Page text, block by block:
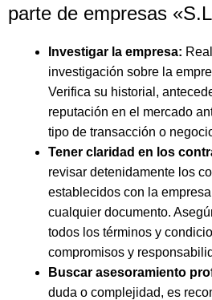
parte de empresas
Investigar la empresa:
investigación sobre la
Verifica su historial,
reputación en el mercado
tipo de transacción o
Tener claridad en los
revisar detenidamente los
establecidos con la
cualquier documento.
todos los términos y
compromisos y
Buscar asesoramiento
duda o complejidad, es